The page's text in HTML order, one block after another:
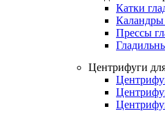
Катки
Каландры
Прессы
Центрифуги